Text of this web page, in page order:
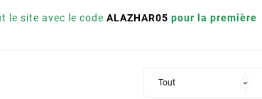
le site avec le code ALAZHAR05 pour la première